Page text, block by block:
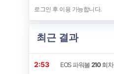
최근 결과
2:52 EOS 파워볼210회차